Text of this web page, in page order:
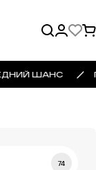
ШАНС
74